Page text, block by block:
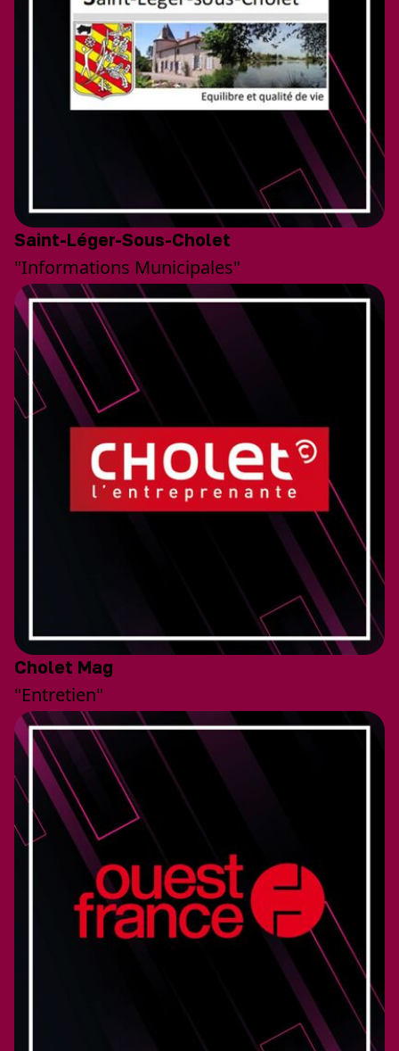
Saint-Léger-Sous-Cholet
"Informations Municipales"
Cholet Mag
"Entretien"